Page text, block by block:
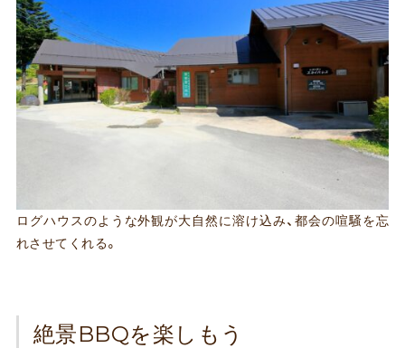
ログハウスのような外観が大自然に溶け込み、都会の喧騒を忘
れさせてくれる。
絶景BBQを楽しもう